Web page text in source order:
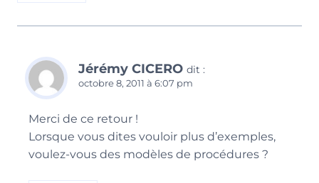
Jérémy CICERO dit :
octobre 8, 2011 à 6:07 pm
Merci de ce retour !
Lorsque vous dites vouloir plus d’exemples,
voulez-vous des modèles de procédures ?